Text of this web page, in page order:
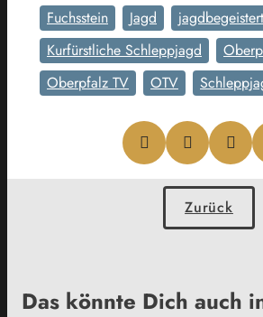
Fuchsstein
Jagd
jagdbegeistert
Kurfürstliche Schleppjagd
Oberpfalz TV
OTV
Zurück
Das könnte Dich auch